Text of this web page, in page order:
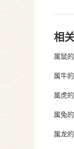
相
属鼠
属牛
属虎
属兔
属龙